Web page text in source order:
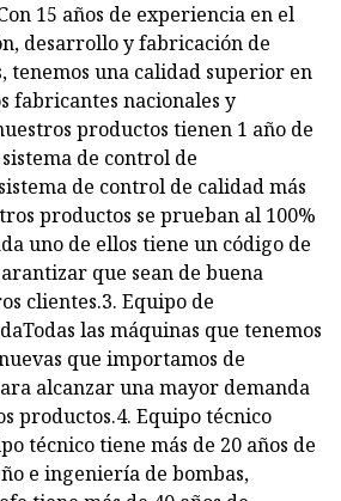
15 años de experiencia en el
desarrollo y fabricación de
tenemos una calidad superior en
fabricantes nacionales y
productos tienen 1 año de
de control de
de control de calidad más
productos se prueban al 100%
uno de ellos tiene un código de
que sean de buena
clientes.3. Equipo de
las máquinas que tenemos
que importamos de
alcanzar una mayor demanda
productos.4. Equipo técnico
técnico tiene más de 20 años de
e ingeniería de bombas,